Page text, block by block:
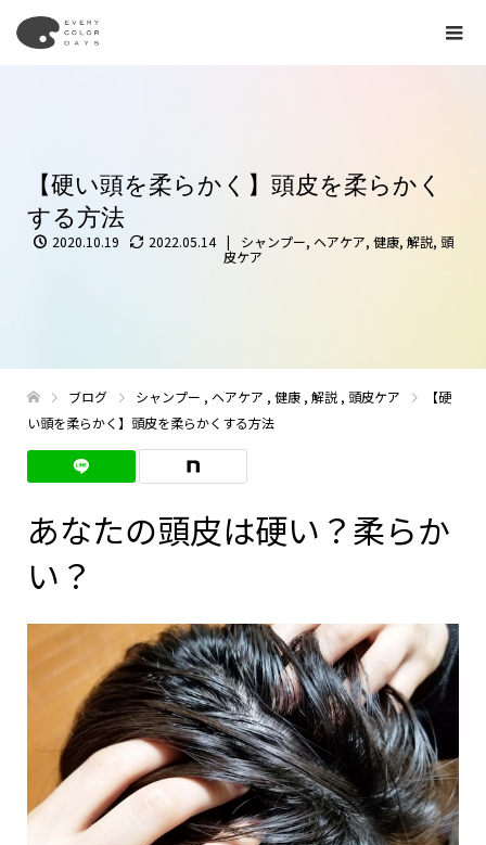
【硬い頭を柔らかく】頭皮を柔らかく
する方法
2020.10.19 2022.05.14 シャンプー, ヘアケア, 健康, 解説, 頭
皮ケア
ブログ シャンプー , ヘアケア , 健康 , 解説 , 頭皮ケア
【硬
い頭を柔らかく】頭皮を柔らかくする方法
あなたの頭皮は硬い？柔らか
い？